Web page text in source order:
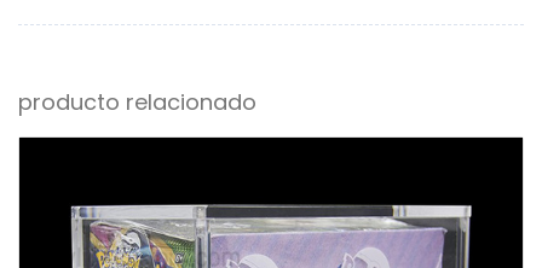
producto relacionado